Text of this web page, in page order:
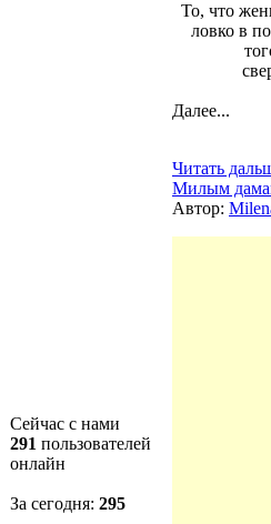
Сейчас с нами
291 пользователей
онлайн
За сегодня: 295
То, что
ловко в
Далее...
Читать
Милым
Автор: